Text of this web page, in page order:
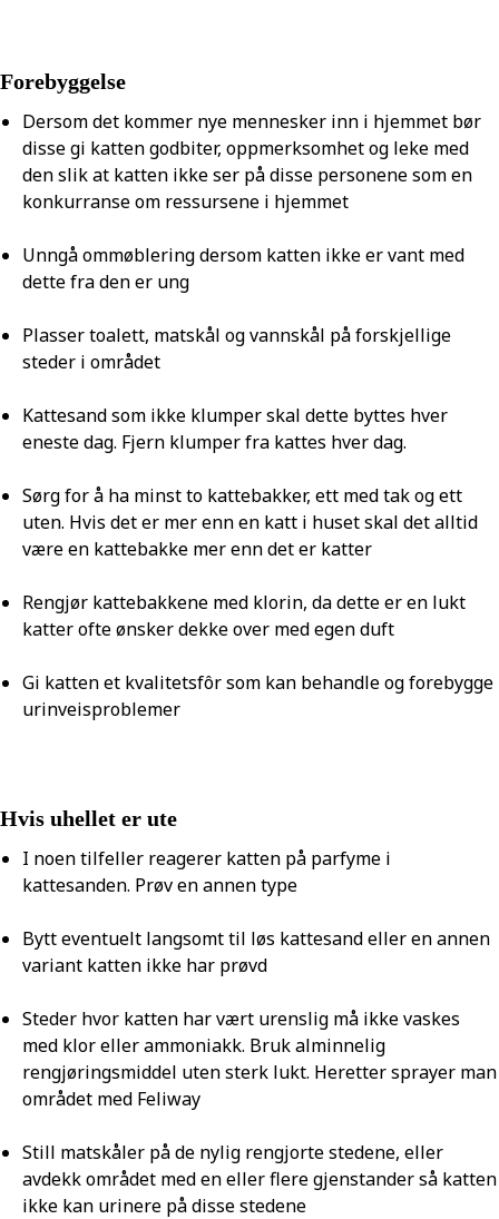
Forebyggelse
Dersom det kommer nye mennesker inn i hjemmet bør
disse gi katten godbiter, oppmerksomhet og leke med
den slik at katten ikke ser på disse personene som en
konkurranse om ressursene i hjemmet
Unngå ommøblering dersom katten ikke er vant med
dette fra den er ung
Plasser toalett, matskål og vannskål på forskjellige
steder i området
Kattesand som ikke klumper skal dette byttes hver
eneste dag. Fjern klumper fra kattes hver dag.
Sørg for å ha minst to kattebakker, ett med tak og ett
uten. Hvis det er mer enn en katt i huset skal det alltid
være en kattebakke mer enn det er katter
Rengjør kattebakkene med klorin, da dette er en lukt
katter ofte ønsker dekke over med egen duft
Gi katten et kvalitetsfôr som kan behandle og forebygge
urinveisproblemer
Hvis uhellet er ute
I noen tilfeller reagerer katten på parfyme i
kattesanden. Prøv en annen type
Bytt eventuelt langsomt til løs kattesand eller en annen
variant katten ikke har prøvd
Steder hvor katten har vært urenslig må ikke vaskes
med klor eller ammoniakk. Bruk alminnelig
rengjøringsmiddel uten sterk lukt. Heretter sprayer man
området med Feliway
Still matskåler på de nylig rengjorte stedene, eller
avdekk området med en eller flere gjenstander så katten
ikke kan urinere på disse stedene